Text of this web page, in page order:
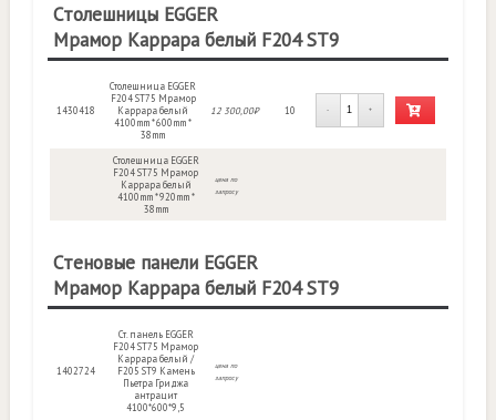
Столешницы EGGER
Мрамор Каррара белый F204 ST9
1430418
Столешница EGGER
F204 ST75 Мрамор
Каррара белый
4100mm * 600mm *
38mm
12 300,00₽ 10 - +
Столешница EGGER
F204 ST75 Мрамор
Каррара белый
4100mm * 920mm *
38mm
цена по
запросу
Стеновые панели EGGER
Мрамор Каррара белый F204 ST9
1402724
Ст. панель EGGER
F204 ST75 Мрамор
Каррара белый /
F205 ST9 Камень
Пьетра Гриджа
антрацит
4100*600*9,5
цена по
запросу